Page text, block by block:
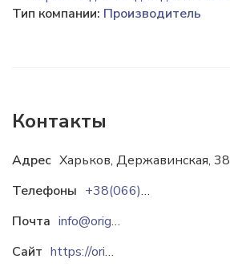
Тип компании: Производитель
Контакты
Адрес Харьков, Державинская, 38
Телефоны
+38(066)682-12-04
Почта
info@origa.com.ua
Сайт
https://origa.ua